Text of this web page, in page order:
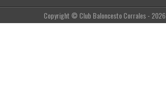
Copyright © Club Baloncesto Corrales - 2026.